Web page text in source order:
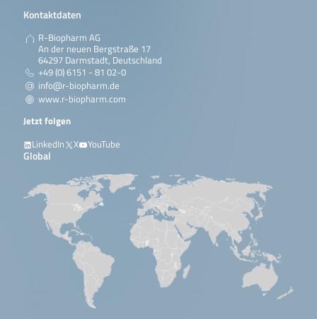
Kontaktdaten
R-Biopharm AG
An der neuen Bergstraße 17
64297 Darmstadt, Deutschland
+49 (0) 6151 - 81 02-0
info@r-biopharm.de
www.r-biopharm.com
Jetzt folgen
LinkedIn
X YouTube
Global